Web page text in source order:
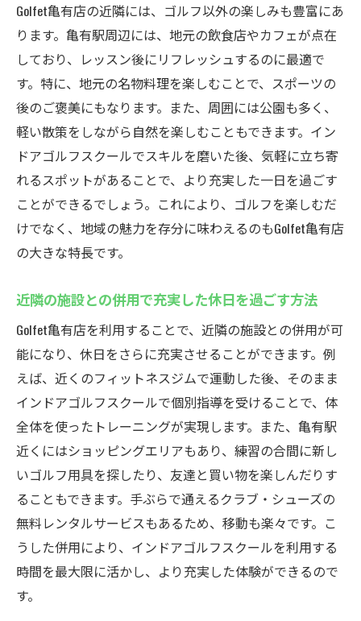
通い放題プランの魅力とその活用法
コストを抑えて最大限のスキルアップを実
現
飽きずに続けられるレッスンの工夫
フレキシブルな通い方で忙しい人も安心
定額プランで学ぶ、効率的な練習メソッド
割引特典も充実！Golfet亀有店でお得にゴルフを
楽しむ方法
お得な割引プランを賢く利用する方法
初心者にも嬉しい特典内容の紹介
割引情報を常にチェックするコツ
コストを抑えたゴルフライフの始め方
家族や友人と一緒に楽しめる割引プラン
初心者から上級者まで対応！Golfet亀有店のレッ
各レベルに応じたレッスンメニューの紹介
上級者向けのテクニカルレッスンとは
初心者が上達するためのポイント
実践的な練習でスコアアップを目指す
レッスン内容を活かしたプライベート練習
法
Golfet亀有店の近隣には、ゴルフ以外の楽しみも豊富にあ
ります。亀有駅周辺には、地元の飲食店やカフェが点在
しており、レッスン後にリフレッシュするのに最適で
す。特に、地元の名物料理を楽しむことで、スポーツの
後のご褒美にもなります。また、周囲には公園も多く、
軽い散策をしながら自然を楽しむこともできます。イン
ドアゴルフスクールでスキルを磨いた後、気軽に立ち寄
れるスポットがあることで、より充実した一日を過ごす
ことができるでしょう。これにより、ゴルフを楽しむだ
けでなく、地域の魅力を存分に味わえるのもGolfet亀有店
の大きな特長です。
近隣の施設との併用で充実した休日を過ごす方法
Golfet亀有店を利用することで、近隣の施設との併用が可
能になり、休日をさらに充実させることができます。例
えば、近くのフィットネスジムで運動した後、そのまま
インドアゴルフスクールで個別指導を受けることで、体
全体を使ったトレーニングが実現します。また、亀有駅
近くにはショッピングエリアもあり、練習の合間に新し
いゴルフ用具を探したり、友達と買い物を楽しんだりす
ることもできます。手ぶらで通えるクラブ・シューズの
無料レンタルサービスもあるため、移動も楽々です。こ
うした併用により、インドアゴルフスクールを利用する
時間を最大限に活かし、より充実した体験ができるので
す。